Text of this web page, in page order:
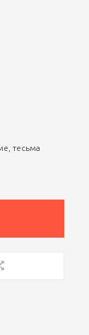
тесьма